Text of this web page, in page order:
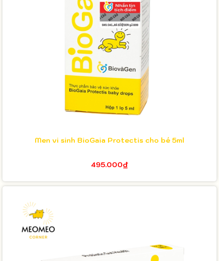
Men vi sinh BioGaia Protectis cho bé 5ml
495.000₫